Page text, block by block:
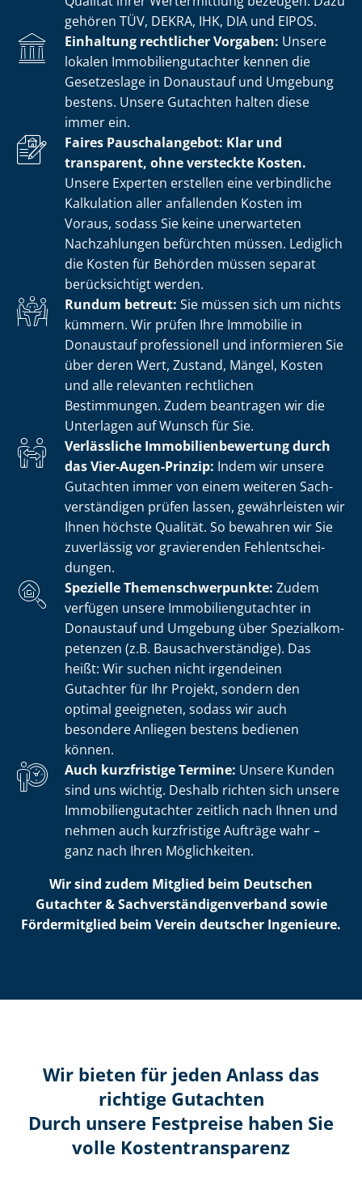
gehören TÜV, DEKRA, IHK, DIA und EIPOS.
Einhaltung rechtlicher Vorgaben: Unsere
lokalen Im­mo­bi­li­en­gut­ach­ter kennen die
Gesetzeslage in Donaustauf und Umgebung
bestens. Unsere Gutachten halten diese
immer ein.
Faires Pauschalangebot: Klar und
transparent, ohne versteckte Kosten.
Unsere Experten erstellen eine verbindliche
Kalkulation aller anfallenden Kosten im
Voraus, sodass Sie keine unerwarteten
Nachzahlungen befürchten müssen. Lediglich
die Kosten für Behörden müssen separat
berücksichtigt werden.
Rundum betreut: Sie müssen sich um nichts
kümmern. Wir prüfen Ihre Immobilie in
Donaustauf professionell und informieren Sie
über deren Wert, Zustand, Mängel, Kosten
und alle relevanten rechtlichen
Bestimmungen. Zudem beantragen wir die
Unterlagen auf Wunsch für Sie.
Verlässliche Im­mo­bi­li­en­be­wer­tung durch
das Vier-Augen-Prinzip: Indem wir unsere
Gutachten immer von einem weiteren Sach­
ver­stän­di­gen prüfen lassen, gewährleisten wir
Ihnen höchste Qualität. So bewahren wir Sie
zuverlässig vor gravierenden Fehl­ent­schei­
dun­gen.
Spezielle The­men­schwer­punk­te: Zudem
verfügen unsere Im­mo­bi­li­en­gut­ach­ter in
Donaustauf und Umgebung über Spe­zi­al­kom­
pe­ten­zen (z.B. Bau­sach­ver­stän­di­ge). Das
heißt: Wir suchen nicht irgendeinen
Gutachter für Ihr Projekt, sondern den
optimal geeigneten, sodass wir auch
besondere Anliegen bestens bedienen
können.
Auch kurzfristige Termine: Unsere Kunden
sind uns wichtig. Deshalb richten sich unsere
Im­mo­bi­li­en­gut­ach­ter zeitlich nach Ihnen und
nehmen auch kurzfristige Aufträge wahr –
ganz nach Ihren Möglichkeiten.
Wir sind zudem Mitglied beim Deutschen
Gutachter & Sach­ver­stän­di­gen­ver­band sowie
Fördermitglied beim Verein deutscher Ingenieure.
Wir bieten für jeden Anlass das
richtige Gutachten
Durch unsere Festpreise haben Sie
volle Kosten­transparenz